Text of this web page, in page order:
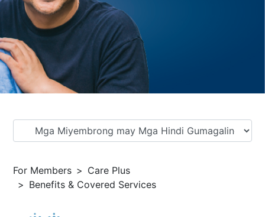
For Members
Care Plus
Benefits & Covered Services